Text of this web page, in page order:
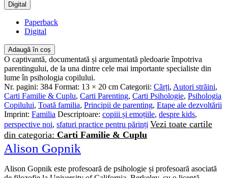
Digital
Paperback
Digital
Adaugă în coș
O captivantă, documentată și argumentată pledoarie împotriva
parentingului, de la una dintre cele mai importante specialiste din
lume în psihologia copilului.
Nr. pagini: 384 Format: 13 × 20 cm Categorii: Cărți, Autori străini,
Carti Familie & Cuplu, Carti Parenting, Carti Psihologie, Psihologia
Copilului, Toată familia, Principii de parenting, Etape ale dezvoltării
Imprint: Familia Descriptoare: copiii și emoțiile, despre kids,
perspective noi, sfaturi practice pentru părinți Vezi toate cartile
din categoria: Carti Familie & Cuplu
Alison Gopnik
Alison Gopnik este profesoară de psihologie și profesoară asociată